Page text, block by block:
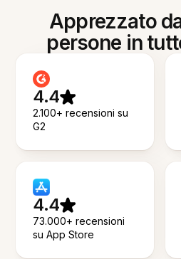
Apprezzato
persone in
4.4
2.100+ recensioni su
G2
4.4
73.000+ recensioni
su App Store